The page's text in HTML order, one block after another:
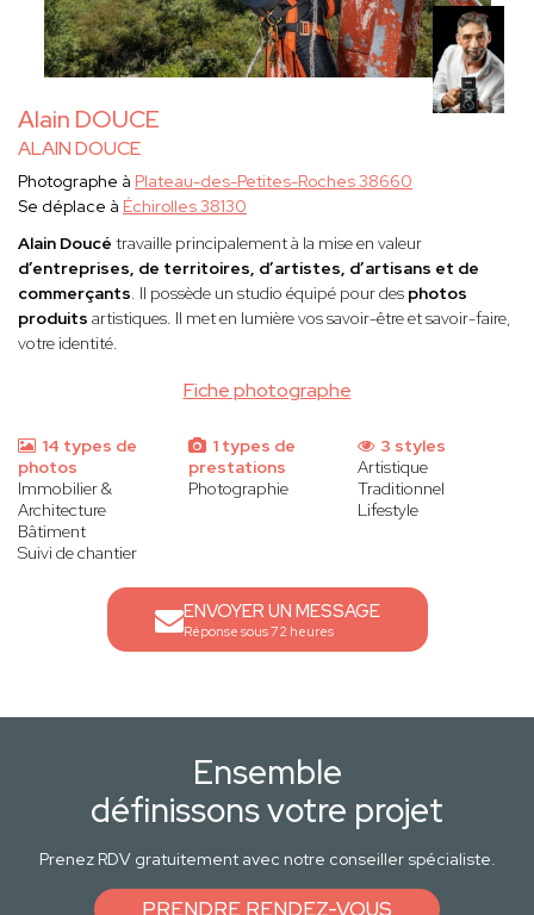
Alain DOUCE
ALAIN DOUCE
Fiche photographe
Photographe à Plateau-des-Petites-Roches 38660
Se déplace à Échirolles 38130
Alain Doucé travaille principalement à la mise en valeur
d’entreprises, de territoires, d’artistes, d’artisans et de
commerçants. Il possède un studio équipé pour des photos
produits artistiques. Il met en lumière vos savoir-être et savoir-faire,
votre identité.
14 types de
photos
Immobilier &
Architecture
Bâtiment
Suivi de chantier
1 types de
prestations
Photographie
3 styles
Artistique
Traditionnel
Lifestyle
ENVOYER UN MESSAGE
Réponse sous 72 heures
Ensemble
définissons votre projet
Prenez RDV gratuitement avec notre conseiller spécialiste.
PRENDRE RENDEZ-VOUS